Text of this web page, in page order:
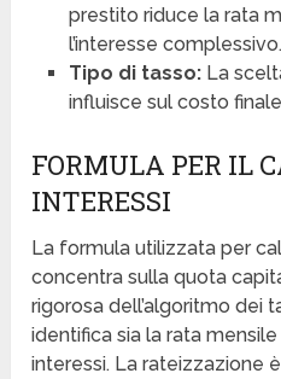
prestito riduce la rata
l’interesse complessivo.
Tipo di tasso:La
influisce sul costo
FORMULA PER IL
INTERESSI
La formula utilizzata per
concentra sulla quota
rigorosa dell’algoritmo dei
identifica sia la rata
interessi. La rateizzazione